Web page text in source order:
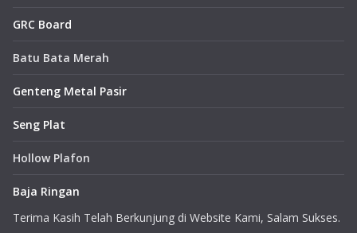
GRC Board
Batu Bata Merah
Genteng Metal Pasir
Seng Plat
Hollow Plafon
Baja Ringan
Terima Kasih Telah Berkunjung di Website Kami, Salam Sukses.